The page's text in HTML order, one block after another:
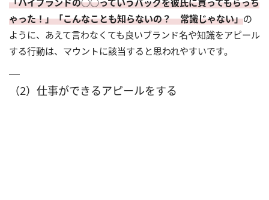
ゃった！」「こんなことも知らないの？ 常識じゃない」の
ように、あえて言わなくても良いブランド名や知識をアピール
する行動は、マウントに該当すると思われやすいです。
（2）仕事ができるアピールをする